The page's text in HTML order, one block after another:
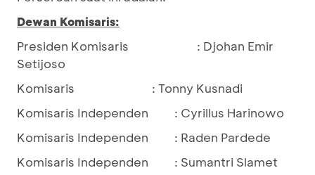
Dewan Komisaris:
Presiden Komisaris
: Djohan Emir
Setijoso
Komisaris
: Tonny Kusnadi
Komisaris Independen
: Cyrillus Harinowo
Komisaris Independen
: Raden Pardede
Komisaris Independen
: Sumantri Slamet